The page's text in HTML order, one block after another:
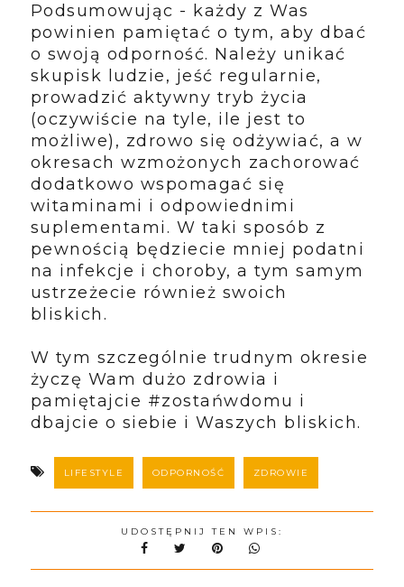
Podsumowując - każdy z Was
powinien pamiętać o tym, aby dbać
o swoją odporność. Należy unikać
skupisk ludzie, jeść regularnie,
prowadzić aktywny tryb życia
(oczywiście na tyle, ile jest to
możliwe), zdrowo się odżywiać, a w
okresach wzmożonych zachorować
dodatkowo wspomagać się
witaminami i odpowiednimi
suplementami. W taki sposób z
pewnością będziecie mniej podatni
na infekcje i choroby, a tym samym
ustrzeżecie również swoich
bliskich.
W tym szczególnie trudnym okresie
życzę Wam dużo zdrowia i
pamiętajcie #zostańwdomu i
dbajcie o siebie i Waszych bliskich.
LIFESTYLE ODPORNOŚĆ ZDROWIE
UDOSTĘPNIJ TEN WPIS: